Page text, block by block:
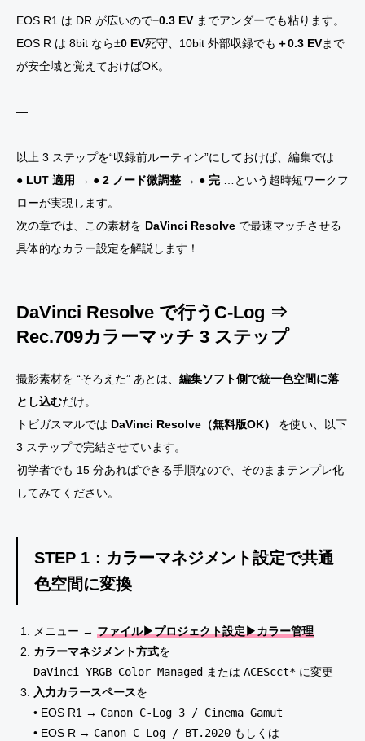
EOS R1 は DR が広いので−0.3 EV までアンダーでも粘ります。
EOS R は 8bit なら±0 EV死守、10bit 外部収録でも ＋0.3 EVまで
が安全域と覚えておけばOK。
—
以上 3 ステップを“収録前ルーティン”にしておけば、編集では
● LUT 適用 → ● 2 ノード微調整 → ● 完 …という超時短ワークフ
ローが実現します。
次の章では、この素材を DaVinci Resolve で最速マッチさせる
具体的なカラー設定を解説します！
DaVinci Resolve で行う C-Log ⇒
Rec.709カラーマッチ 3 ステップ
撮影素材を “そろえた” あとは、 編集ソフト側で統一色空間に落
とし込むだけ。
トビガスマルでは DaVinci Resolve（無料版OK）
を使い、以下
3 ステップで完結させています。
初学者でも 15 分あればできる手順なので、そのままテンプレ化
してみてください。
STEP 1：カラーマネジメント設定で共通
色空間 に変換
メニュー → ファイル▶プロジェクト設定▶カラー管理
カラーマネジメント方式を
DaVinci YRGB Color Managed または ACEScct* に変更
入力カラースペースを
• EOS R1 → Canon C-Log 3 / Cinema Gamut
• EOS R → Canon C-Log / BT.2020 もしくは